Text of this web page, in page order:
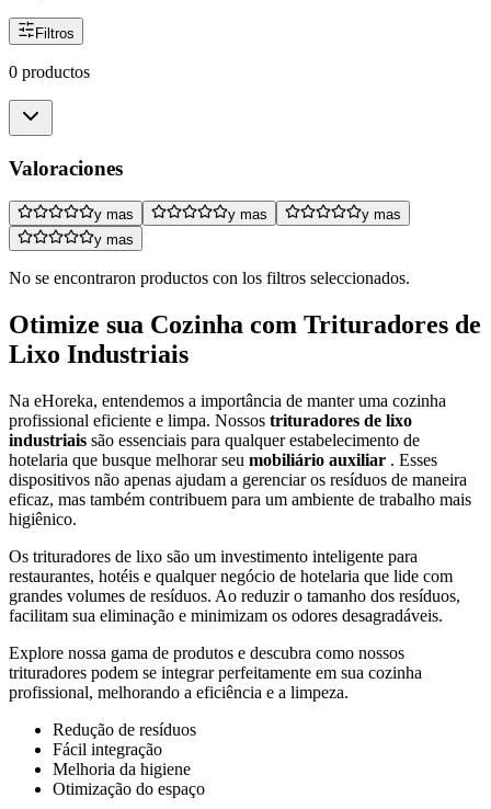
Filtros
0 productos
Valoraciones
y mas y mas
y mas
y mas
No se encontraron productos con los filtros seleccionados.
Otimize sua Cozinha com Trituradores de
Lixo Industriais
Na eHoreka, entendemos a importância de manter uma cozinha
profissional eficiente e limpa. Nossos trituradores de lixo
industriais são essenciais para qualquer estabelecimento de
hotelaria que busque melhorar seu mobiliário auxiliar . Esses
dispositivos não apenas ajudam a gerenciar os resíduos de maneira
eficaz, mas também contribuem para um ambiente de trabalho mais
higiênico.
Os trituradores de lixo são um investimento inteligente para
restaurantes, hotéis e qualquer negócio de hotelaria que lide com
grandes volumes de resíduos. Ao reduzir o tamanho dos resíduos,
facilitam sua eliminação e minimizam os odores desagradáveis.
Explore nossa gama de produtos e descubra como nossos
trituradores podem se integrar perfeitamente em sua cozinha
profissional, melhorando a eficiência e a limpeza.
Redução de resíduos
Fácil integração
Melhoria da higiene
Otimização do espaço